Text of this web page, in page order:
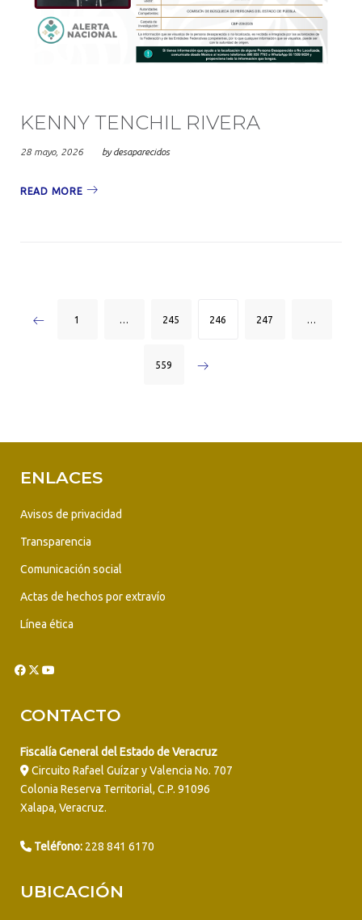
KENNY TENCHIL RIVERA
28 mayo, 2026 bydesaparecidos
READ MORE
Navegación
1 … 245 246 247 …
559
ENLACES
Avisos de privacidad
Transparencia
Comunicación social
Actas de hechos por extravío
Línea ética
CONTACTO
Fiscalía General del Estado de Veracruz
Circuito Rafael Guízar y Valencia No. 707
Colonia Reserva Territorial, C.P. 91096
Xalapa, Veracruz.
Teléfono: 228 841 6170
UBICACIÓN